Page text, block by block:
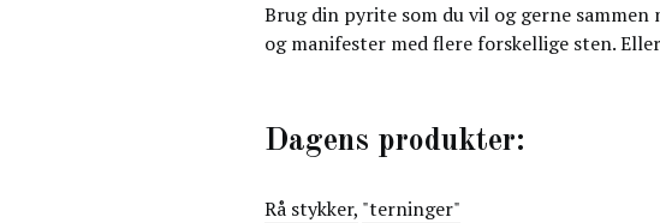
Brug din pyrite som du vil og gerne
og manifester med flere forskellige sten.
Dagens produkter:
Rå stykker, "terninger"